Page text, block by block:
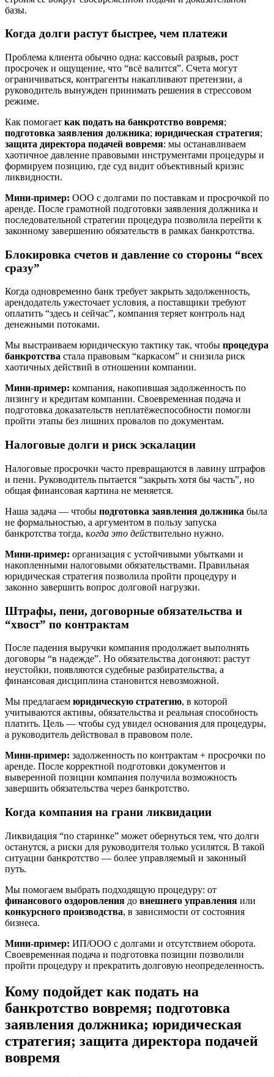
базы.
Когда долги растут быстрее, чем платежи
Проблема клиента обычно одна: кассовый разрыв, рост
просрочек и ощущение, что “всё валится”. Счета могут
ограничиваться, контрагенты накапливают претензии, а
руководитель вынужден принимать решения в стрессовом
режиме.
Как помогает как подать на банкротство вовремя;
подготовка заявления должника; юридическая стратегия;
защита директора подачей вовремя: мы останавливаем
хаотичное давление правовыми инструментами процедуры и
формируем позицию, где суд видит объективный кризис
ликвидности.
Мини-пример: ООО с долгами по поставкам и просрочкой по
аренде. После грамотной подготовки заявления должника и
последовательной стратегии процедура позволила перейти к
законному завершению обязательств в рамках банкротства.
Блокировка счетов и давление со стороны “всех
сразу”
Когда одновременно банк требует закрыть задолженность,
арендодатель ужесточает условия, а поставщики требуют
оплатить “здесь и сейчас”, компания теряет контроль над
денежными потоками.
Мы выстраиваем юридическую тактику так, чтобы процедура
банкротства стала правовым “каркасом” и снизила риск
хаотичных действий в отношении компании.
Мини-пример: компания, накопившая задолженность по
лизингу и кредитам компании. Своевременная подача и
подготовка доказательств неплатёжеспособности помогли
пройти этапы без лишних провалов по документам.
Налоговые долги и риск эскалации
Налоговые просрочки часто превращаются в лавину штрафов
и пени. Руководитель пытается “закрыть хотя бы часть”, но
общая финансовая картина не меняется.
Наша задача — чтобы подготовка заявления должника была
не формальностью, а аргументом в пользу запуска
банкротства тогда, когда это действительно нужно.
Мини-пример: организация с устойчивыми убытками и
накопленными налоговыми обязательствами. Правильная
юридическая стратегия позволила пройти процедуру и
законно завершить вопрос долговой нагрузки.
Штрафы, пени, договорные обязательства и
“хвост” по контрактам
После падения выручки компания продолжает выполнять
договоры “в надежде”. Но обязательства догоняют: растут
неустойки, появляются судебные разбирательства, а
финансовая дисциплина становится невозможной.
Мы предлагаем юридическую стратегию, в которой
учитываются активы, обязательства и реальная способность
платить. Цель — чтобы суд увидел основания для процедуры,
а руководитель действовал в правовом поле.
Мини-пример: задолженность по контрактам + просрочки по
аренде. После корректной подготовки документов и
выверенной позиции компания получила возможность
завершить обязательства через банкротство.
Когда компания на грани ликвидации
Ликвидация “по старинке” может обернуться тем, что долги
останутся, а риски для руководителя только усилятся. В такой
ситуации банкротство — более управляемый и законный
путь.
Мы помогаем выбрать подходящую процедуру: от
финансового оздоровления до внешнего управления или
конкурсного производства, в зависимости от состояния
бизнеса.
Мини-пример: ИП/ООО с долгами и отсутствием оборота.
Своевременная подача и подготовка позиции позволили
пройти процедуру и прекратить долговую неопределенность.
Кому подойдет как подать на
банкротство вовремя; подготовка
заявления должника; юридическая
стратегия; защита директора подачей
вовремя